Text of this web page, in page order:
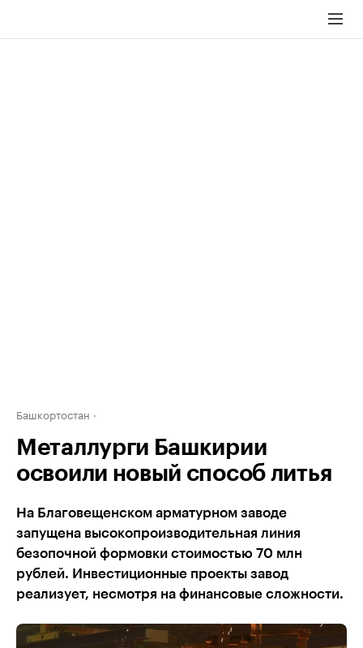
Башкортостан
Металлурги Башкирии
освоили новый способ литья
На Благовещенском арматурном заводе
запущена высокопроизводительная линия
безопочной формовки стоимостью 70 млн
рублей. Инвестиционные проекты завод
реализует, несмотря на финансовые сложности.